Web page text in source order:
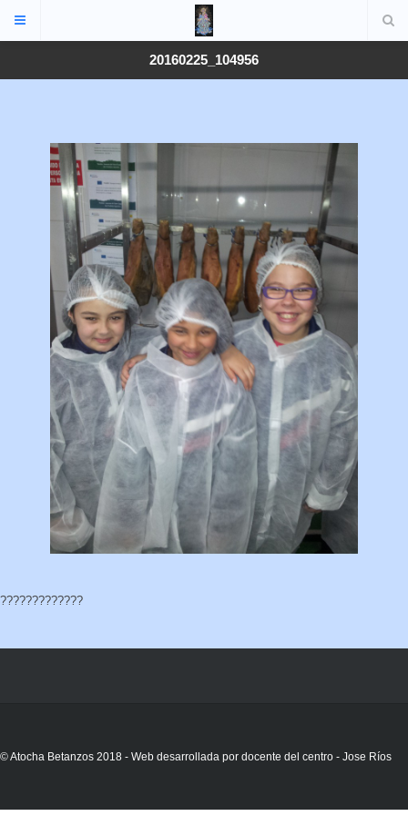
20160225_104956
?????????????
© Atocha Betanzos 2018 - Web desarrollada por docente del centro - Jose Ríos